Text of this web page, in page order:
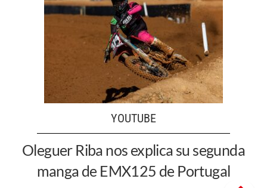
YOUTUBE
Oleguer Riba nos explica su segunda
manga de EMX125 de Portugal